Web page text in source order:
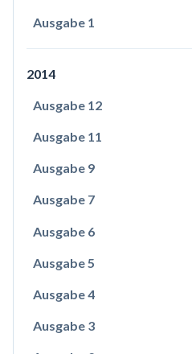
Ausgabe 1
2014
Ausgabe 12
Ausgabe 11
Ausgabe 9
Ausgabe 7
Ausgabe 6
Ausgabe 5
Ausgabe 4
Ausgabe 3